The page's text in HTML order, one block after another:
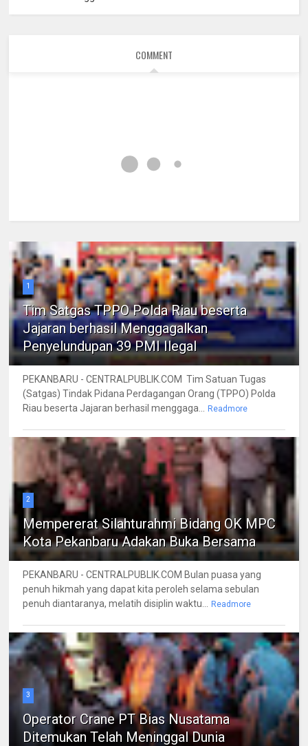
COMMENT
1
Tim Satgas TPPO Polda Riau beserta
Jajaran berhasil Menggagalkan
Penyelundupan 39 PMI Ilegal
PEKANBARU - CENTRALPUBLIK.COM Tim Satuan Tugas
(Satgas) Tindak Pidana Perdagangan Orang (TPPO) Polda
Riau beserta Jajaran berhasil menggaga...
Readmore
2
Mempererat Silahturahmi Bidang OK MPC
Kota Pekanbaru Adakan Buka Bersama
PEKANBARU - CENTRALPUBLIK.COM Bulan puasa yang
penuh hikmah yang dapat kita peroleh selama sebulan
penuh diantaranya, melatih disiplin waktu...
Readmore
3
Operator Crane PT Bias Nusatama
Ditemukan Telah Meninggal Dunia